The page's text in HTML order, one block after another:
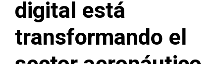
digital está
transformando el